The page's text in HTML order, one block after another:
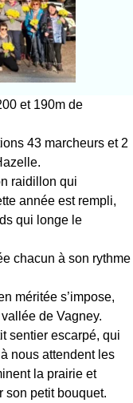
et 190m de
43 marcheurs et 2
raidillon qui
année est rempli,
qui longe le
chacun à son rythme
méritée s’impose,
de Vagney.
sentier escarpé, qui
nous attendent les
la prairie et
son petit bouquet.